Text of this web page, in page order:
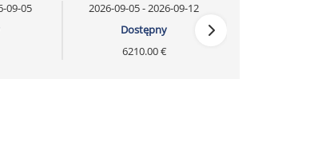
09-05
2026-09-05 - 2026-09-12
Dostępny
6210.00 €